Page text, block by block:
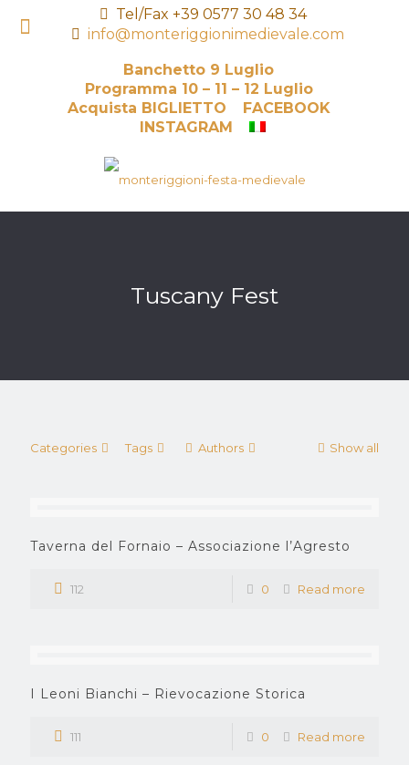
Tel/Fax +39 0577 30 48 34
info@monteriggionimedievale.com
Banchetto 9 Luglio
Programma 10 – 11 – 12 Luglio
Acquista BIGLIETTO
FACEBOOK
INSTAGRAM
Tuscany Fest
Categories Tags Authors Show all
Taverna del Fornaio – Associazione l’Agresto
112 0 Read more
I Leoni Bianchi – Rievocazione Storica
111 0 Read more